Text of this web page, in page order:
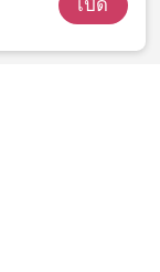
เปิด